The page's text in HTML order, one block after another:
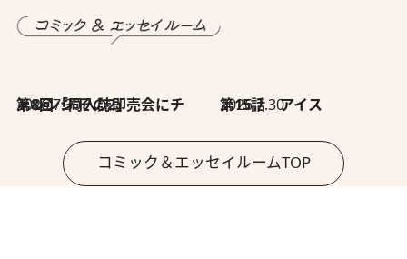
2026.7.30
第8回「同人誌即売会にチャレンジ その2」 2026.7.30
第15話 アイス
コミック＆エッセイルームTOP